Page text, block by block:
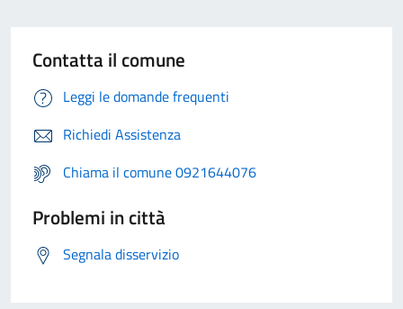
Contatta il comune
Leggi le domande frequenti
Richiedi Assistenza
Chiama il comune 0921644076
Problemi in città
Segnala disservizio